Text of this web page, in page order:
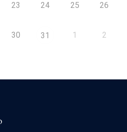
23 24 25 26
30 31 1 2